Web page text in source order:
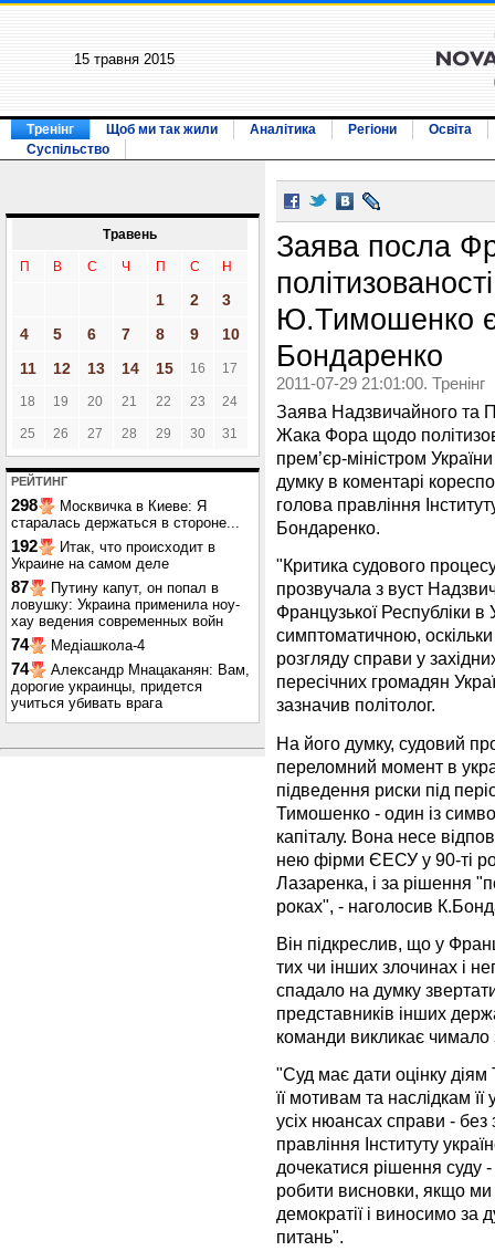
15 травня 2015
Тренінг Щоб ми так жили Аналітика Регіони
Освіта
Суспільство
Травень
П В С Ч П С Н
1 2
3
4
5 6 7 8 9
10
11
12 13 14 15 16 17
18 19 20 21 22 23 24
25 26 27 28 29 30 31
РЕЙТИНГ
298
Москвичка в Киеве: Я
старалась держаться в стороне...
192
Итак, что происходит в
Украине на самом деле
87
Путину капут, он попал в
ловушку: Украина применила ноу-
хау ведения современных войн
74 Медіашкола-4
74
Александр Мнацаканян: Вам,
дорогие украинцы, придется
учиться убивать врага
Заява посла
Ю.Тимошенко є
Бондаренко
2011-07-29 21:01:00. Тренінг
Заява Надзвичайного та
Жака Фора щодо
прем’єр-міністром
думку в коментарі
голова правління
Бондаренко.
"Критика судового
прозвучала з вуст
Французької Республіки
симптоматичною,
розгляду справи у
пересічних громадян
зазначив політолог.
На його думку, судовий
переломний момент в
підведення риски під
Тимошенко - один із
капіталу. Вона несе
нею фірми ЄЕСУ у 90-ті
Лазаренка, і за рішення
роках", - наголосив
Він підкреслив, що у
тих чи інших злочинах і
спадало на думку
представників інших
команди викликає чимало
"Суд має дати оцінку
її мотивам та наслідкам
усіх нюансах справи - без
правління Інституту
дочекатися рішення суду
робити висновки, якщо ми
демократії і виносимо за
питань".